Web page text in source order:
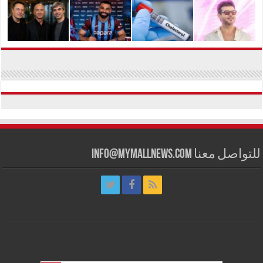
للتواصل معنا info@mymallnews.com